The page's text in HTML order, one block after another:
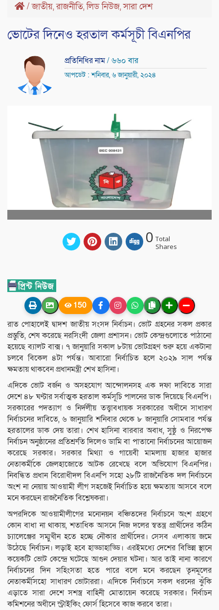
/জাতীয়,রাজনীতি,লিড নিউজ,সারা দেশ
ভোটের দিনেও হরতাল কর্মসূচী বিএনপির
প্রতিনিধির নাম/ ৬৬০ বার
আপডেট : শনিবার, ৬ জানুয়ারী, ২০২৪
0 Total
Shares
150
রাত পোহালেই দ্বাদশ জাতীয় সংসদ নির্বাচন। ভোট গ্রহনের সকল প্রকার
প্রস্তুতি, শেষ করেছে নরসিংদী জেলা প্রশাসন। ভোট কেন্দ্রগুলোতে পাঠানো
হয়েছে ব্যালট বাক্স। ৭ জানুয়ারি সকাল ৮টায় ভোটগ্রহণ শুরু হয়ে একটানা
চলবে বিকেল ৪টা পর্যন্ত। আবারো নির্বাচিত হলে ২০২৯ সাল পর্যন্ত
ক্ষমতায় থাকবেন প্রধানমন্ত্রী শেখ হাসিনা।
এদিকে ভোট বর্জন ও অসহযোগ আন্দোলনসহ এক দফা দাবিতে সারা
দেশে ৪৮ ঘণ্টার সর্বাত্মক হরতাল কর্মসূচি পালনের ডাক দিয়েছে বিএনপি।
সরকারের পদত্যাগ ও নির্দলীয় তত্ত্বাবধায়ক সরকারের অধীনে সাধারণ
নির্বাচনের দাবিতে, ৬ জানুয়ারি শনিবার থেকে ৮ জানুয়ারি সোমবার পর্যন্ত
হরতালের ডাক দেয় তারা। শেখ হাসিনা বারবার অবাধ, সুষ্ঠু ও নিরপেক্ষ
নির্বাচন অনুষ্ঠানের প্রতিশ্রুতি দিলেও ডামি বা পাতানো নির্বাচনের আয়োজন
করেছে সরকার। সরকার মিথ্যা ও গায়েবী মামলায় হাজার হাজার
নেতাকর্মীকে জেলহাজোতে আটক রেখেছে বলে অভিযোগ বিএনপির।
নিবন্ধিত প্রধান বিরোধীদল বিএনপি সহো ২৮টি রাজনৈতিক দল নির্বাচনে
অংশ না নেয়ায় আওয়ামী লীগ সহজেই নির্বাচিত হয়ে ক্ষমতায় আসবে বলে
মনে করছেন রাজনৈতিক বিশ্লেষকরা।
অপরদিকে আওয়ামীলীগের মনোনয়ন বঞ্চিতদের নির্বাচনে অংশ গ্রহণে
কোন বাধা না থাকায়, শতাধিক আসনে নিজ দলের স্বতন্ত্র প্রার্থীদের কঠিন
চ্যালেঞ্জের সম্মুখীন হতে হচ্ছে নৌকার প্রার্থীদের। সেসব এলাকায় জমে
উঠেছে নির্বাচন। লড়াই হবে হাড্ডাহাড্ডি। এরইমধ্যে দেশের বিভিন্ন স্থানে
কয়েকটি ভোট কেন্দ্রে ঘটেছে আগুন দেয়ার ঘটনা। আর তাই নানা কারণে
নির্বাচনের দিন সহিংসতা হতে পারে বলে মনে করছেন তৃনমূলের
নেতাকর্মীসহো সাধারণ ভোটাররা। এদিকে নির্বাচনে সকল ধরনের ঝুঁকি
এড়াতে সারা দেশে সশস্ত্র বাহিনী মোতায়েন করেছে সরকার। নির্বাচন
কমিশনের অধীনে স্ট্রাইকিং ফোর্স হিসেবে কাজ করবে তারা।